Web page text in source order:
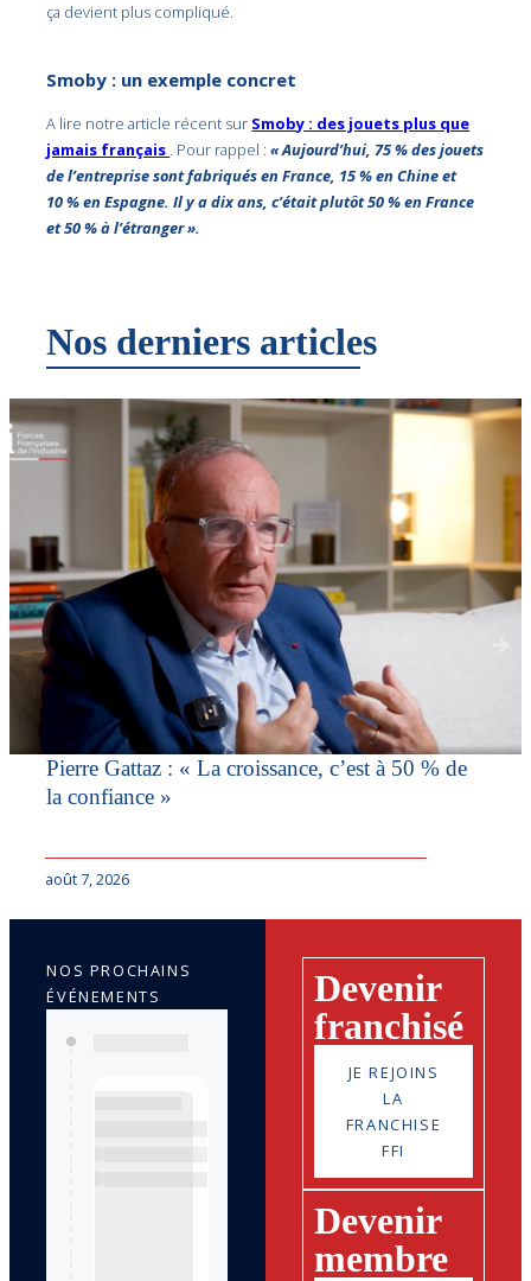
ça devient plus compliqué.
Smoby : un exemple concret
A lire notre article récent sur Smoby : des jouets plus que
jamais français . Pour rappel :« Aujourd’hui, 75 % des jouets
de l’entreprise sont fabriqués en France, 15 % en Chine et
10 % en Espagne. Il y a dix ans, c’était plutôt 50 % en France
et 50 % à l’étranger ».
Nos derniers articles
Pierre Gattaz : « La croissance, c’est à 50 % de
la confiance »
août 7, 2026
Devenir
franchisé
JE REJOINS
LA
FRANCHISE
FFI
Devenir
membre
NOS PROCHAINS
ÉVÉNEMENTS